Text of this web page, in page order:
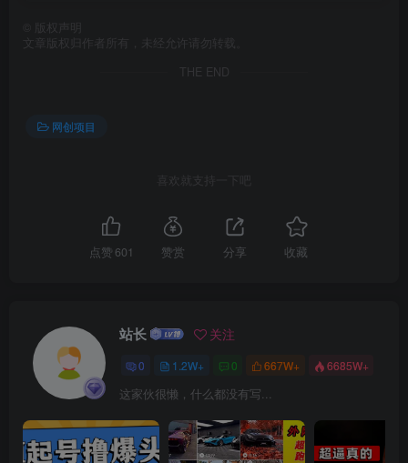
版权声明
文章版权归作者所有，未经允许请勿转载。
THE END
网创项目
喜欢就支持一下吧
点赞 601 赞赏 分享 收藏
站长 关注
0 1.2W+ 0 667W+ 6685W+
这家伙很懒，什么都没有写...